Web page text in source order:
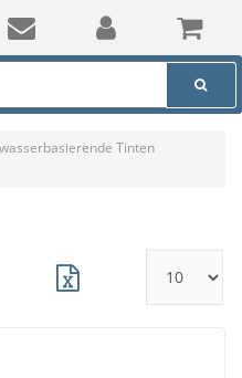
Tinten